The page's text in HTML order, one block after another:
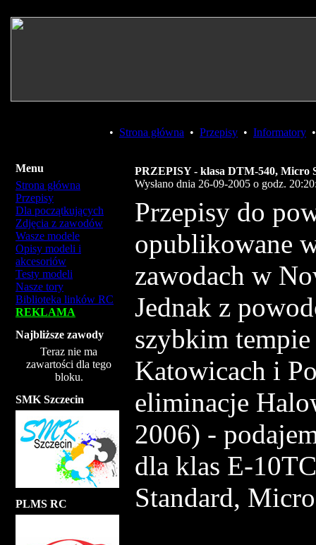
• Strona główna • Przepisy • Informatory
Menu
Strona główna
Przepisy
Dla początkujących
Zdjęcia z zawodów
Wasze modele
Opisy modeli i
akcesoriów
Testy modeli
Nasze tory
Biblioteka linków RC
REKLAMA
Najbliższe zawody
Teraz nie ma
zawartości dla tego
bloku.
SMK Szczecin
PLMS RC
PRZEPISY - klasa DTM-540, Micro
Wysłano dnia 26-09-2005 o godz.
Przepisy do
opublikowane
zawodach w
Jednak z
szybkim
Katowicach i
eliminacje
2006) -
dla klas E-
Standard,